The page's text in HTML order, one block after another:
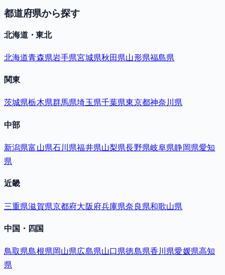
都道府県から探す
北海道・東北
北海道青森県岩手県宮城県秋田県山形県福島県
関東
茨城県栃木県群馬県埼玉県千葉県東京都神奈川県
中部
新潟県富山県石川県福井県山梨県長野県岐阜県静岡県愛知
県
近畿
三重県滋賀県京都府大阪府兵庫県奈良県和歌山県
中国・四国
鳥取県島根県岡山県広島県山口県徳島県香川県愛媛県高知
県